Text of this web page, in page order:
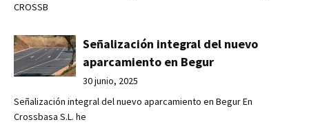
CROSSB
Señalización integral del nuevo
aparcamiento en Begur
30 junio, 2025
Señalización integral del nuevo aparcamiento en Begur En
Crossbasa S.L. he